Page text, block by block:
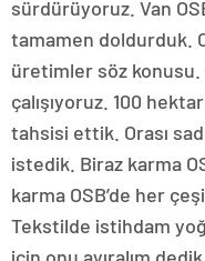
sürdürüyoruz. Van
tamamen doldurduk.
üretimler söz konusu.
çalışıyoruz. 100
tahsisi ettik. Orası
istedik. Biraz karma
karma OSB’de her
Tekstilde istihdam